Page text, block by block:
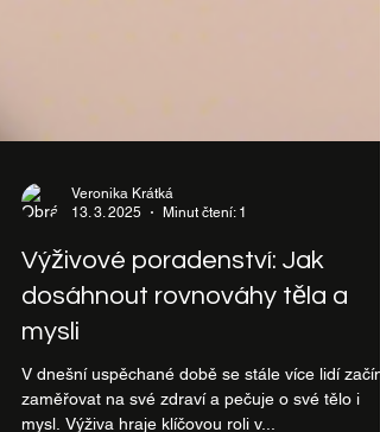
13. 3. 2025
Minut čtení: 1
Výživové poradenství: Jak
dosáhnout rovnováhy těla a
mysli
V dnešní uspěchané době se stále více lidí